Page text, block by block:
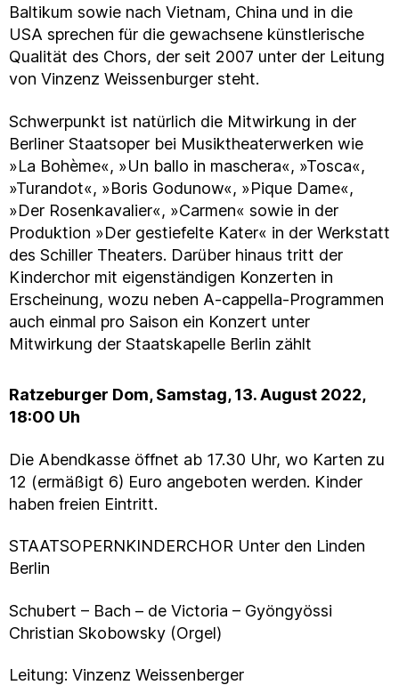
Baltikum sowie nach Vietnam, China und in die
USA sprechen für die gewachsene künstlerische
Qualität des Chors, der seit 2007 unter der Leitung
von Vinzenz Weissenburger steht.
Schwerpunkt ist natürlich die Mitwirkung in der
Berliner Staatsoper bei Musiktheaterwerken wie
»La Bohème«, »Un ballo in maschera«, »Tosca«,
»Turandot«, »Boris Godunow«, »Pique Dame«,
»Der Rosenkavalier«, »Carmen« sowie in der
Produktion »Der gestiefelte Kater« in der Werkstatt
des Schiller Theaters. Darüber hinaus tritt der
Kinderchor mit eigenständigen Konzerten in
Erscheinung, wozu neben A-cappella-Programmen
auch einmal pro Saison ein Konzert unter
Mitwirkung der Staatskapelle Berlin zählt
Ratzeburger Dom, Samstag, 13. August 2022,
18:00 Uh
Die Abendkasse öffnet ab 17.30 Uhr, wo Karten zu
12 (ermäßigt 6) Euro angeboten werden. Kinder
haben freien Eintritt.
STAATSOPERNKINDERCHOR Unter den Linden
Berlin
Schubert – Bach – de Victoria – Gyöngyössi
Christian Skobowsky (Orgel)
Leitung: Vinzenz Weissenberger